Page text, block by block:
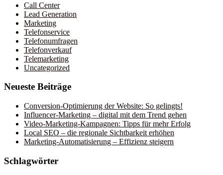
Call Center
Lead Generation
Marketing
Telefonservice
Telefonumfragen
Telefonverkauf
Telemarketing
Uncategorized
Neueste Beiträge
Conversion-Optimierung der Website: So gelingts!
Influencer-Marketing – digital mit dem Trend gehen
Video-Marketing-Kampagnen: Tipps für mehr Erfolg
Local SEO – die regionale Sichtbarkeit erhöhen
Marketing-Automatisierung – Effizienz steigern
Schlagwörter